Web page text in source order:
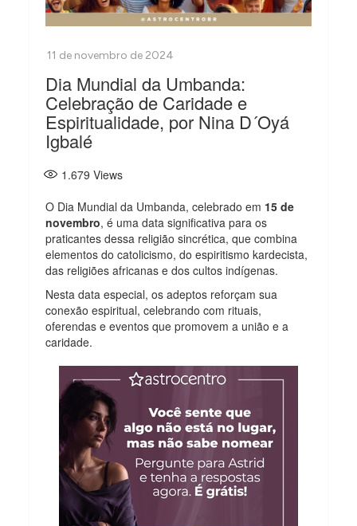
Dia Mundial da Umbanda:
Celebração de Caridade e
Espiritualidade, por Nina D´Oyá
Igbalé
1.679 Views
O Dia Mundial da Umbanda, celebrado em 15 de
novembro, é uma data significativa para os
praticantes dessa religião sincrética, que combina
elementos do catolicismo, do espiritismo kardecista,
das religiões africanas e dos cultos indígenas.
Nesta data especial, os adeptos reforçam sua
conexão espiritual, celebrando com rituais,
oferendas e eventos que promovem a união e a
caridade.